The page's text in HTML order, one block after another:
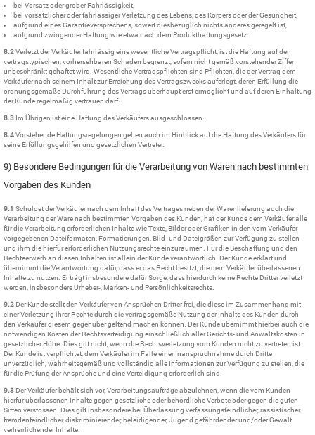
bei Vorsatz oder grober Fahrlässigkeit,
bei vorsätzlicher oder fahrlässiger Verletzung des Lebens, des Körpers oder der Gesundheit,
aufgrund eines Garantieversprechens, soweit diesbezüglich nichts anderes geregelt ist,
aufgrund zwingender Haftung wie etwa nach dem Produkthaftungsgesetz.
8.2Verletzt der Verkäufer fahrlässig eine wesentliche Vertragspflicht, ist die Haftung auf den
vertragstypischen, vorhersehbaren Schaden begrenzt, sofern nicht gemäß vorstehender Ziffer
unbeschränkt gehaftet wird. Wesentliche Vertragspflichten sind Pflichten, die der Vertrag dem
Verkäufer nach seinem Inhalt zur Erreichung des Vertragszwecks auferlegt, deren Erfüllung die
ordnungsgemäße Durchführung des Vertrags überhaupt erst ermöglicht und auf deren Einhaltung
der Kunde regelmäßig vertrauen darf.
8.3 Im Übrigen ist eine Haftung des Verkäufers ausgeschlossen.
8.4Vorstehende Haftungsregelungen gelten auch im Hinblick auf die Haftung des Verkäufers für
seine Erfüllungsgehilfen und gesetzlichen Vertreter.
9) Besondere Bedingungen für die Verarbeitung von Waren nach bestimmten
Vorgaben des Kunden
9.1 Schuldet der Verkäufer nach dem Inhalt des Vertrages neben der Warenlieferung auch die
Verarbeitung der Ware nach bestimmten Vorgaben des Kunden, hat der Kunde dem Verkäufer alle
für die Verarbeitung erforderlichen Inhalte wie Texte, Bilder oder Grafiken in den vom Verkäufer
vorgegebenen Dateiformaten, Formatierungen, Bild- und Dateigrößen zur Verfügung zu stellen
und ihm die hierfür erforderlichen Nutzungsrechte einzuräumen. Für die Beschaffung und den
Rechteerwerb an diesen Inhalten ist allein der Kunde verantwortlich. Der Kunde erklärt und
übernimmt die Verantwortung dafür, dass er das Recht besitzt, die dem Verkäufer überlassenen
Inhalte zu nutzen. Er trägt insbesondere dafür Sorge, dass hierdurch keine Rechte Dritter verletzt
werden, insbesondere Urheber-, Marken- und Persönlichkeitsrechte.
9.2 Der Kunde stellt den Verkäufer von Ansprüchen Dritter frei, die diese im Zusammenhang mit
einer Verletzung ihrer Rechte durch die vertragsgemäße Nutzung der Inhalte des Kunden durch
den Verkäufer diesem gegenüber geltend machen können. Der Kunde übernimmt hierbei auch die
notwendigen Kosten der Rechtsverteidigung einschließlich aller Gerichts- und Anwaltskosten in
gesetzlicher Höhe. Dies gilt nicht, wenn die Rechtsverletzung vom Kunden nicht zu vertreten ist.
Der Kunde ist verpflichtet, dem Verkäufer im Falle einer Inanspruchnahme durch Dritte
unverzüglich, wahrheitsgemäß und vollständig alle Informationen zur Verfügung zu stellen, die
für die Prüfung der Ansprüche und eine Verteidigung erforderlich sind.
9.3 Der Verkäufer behält sich vor, Verarbeitungsaufträge abzulehnen, wenn die vom Kunden
hierfür überlassenen Inhalte gegen gesetzliche oder behördliche Verbote oder gegen die guten
Sitten verstossen. Dies gilt insbesondere bei Überlassung verfassungsfeindlicher, rassistischer,
fremdenfeindlicher, diskriminierender, beleidigender, Jugend gefährdender und/oder Gewalt
verherrlichender Inhalte.